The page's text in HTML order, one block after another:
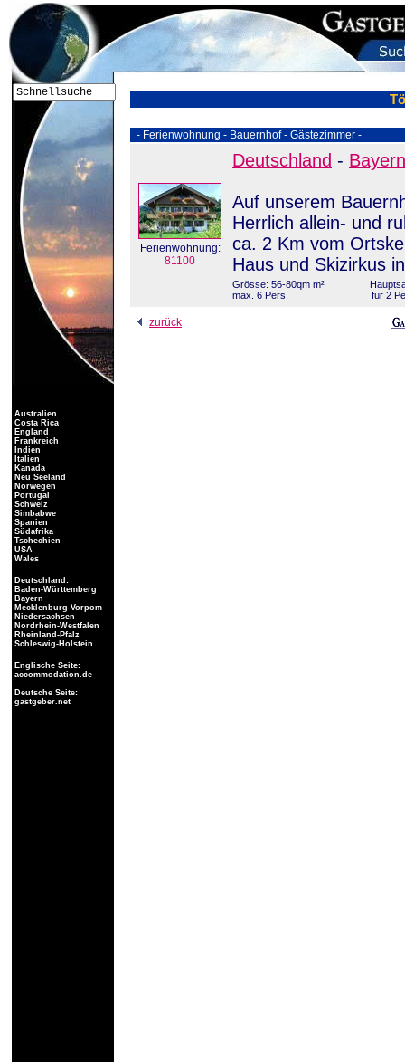
- Ferienwohnung - Bauernhof - Gästezimmer -
Ferienwohnung:
81100
Deutschland - Bayern
Auf unserem
Herrlich allein- und
ca. 2 Km vom
Haus und Skizirkus
Grösse: 56-80qm m²
max. 6 Pers.
für 2
zurück
Australien
Costa Rica
England
Frankreich
Indien
Italien
Kanada
Neu Seeland
Norwegen
Portugal
Schweiz
Simbabwe
Spanien
Südafrika
Tschechien
USA
Wales
Deutschland:
Baden-Württemberg
Bayern
Mecklenburg-Vorpom
Niedersachsen
Nordrhein-Westfalen
Rheinland-Pfalz
Schleswig-Holstein
Englische Seite:
accommodation.de
Deutsche Seite:
gastgeber.net